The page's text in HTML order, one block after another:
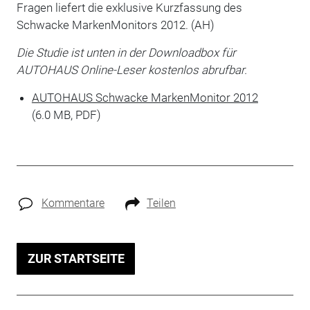
Fragen liefert die exklusive Kurzfassung des
Schwacke MarkenMonitors 2012. (AH)
Die Studie ist unten in der Downloadbox für
AUTOHAUS Online-Leser kostenlos abrufbar.
AUTOHAUS Schwacke MarkenMonitor 2012
(6.0 MB, PDF)
Kommentare Teilen
ZUR STARTSEITE